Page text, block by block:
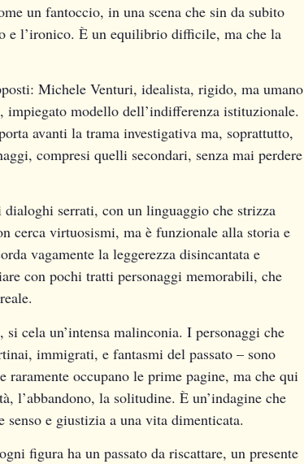
un fantoccio, in una scena che sin da subito
e l’ironico. È un equilibrio difficile, ma che la
Michele Venturi, idealista, rigido, ma umano
modello dell’indifferenza istituzionale.
avanti la trama investigativa ma, soprattutto,
compresi quelli secondari, senza mai perdere
serrati, con un linguaggio che strizza
cerca virtuosismi, ma è funzionale alla storia e
vagamente la leggerezza disincantata e
con pochi tratti personaggi memorabili, che
cela un’intensa malinconia. I personaggi che
immigrati, e fantasmi del passato – sono
occupano le prime pagine, ma che qui
l’abbandono, la solitudine. È un’indagine che
e giustizia a una vita dimenticata.
figura ha un passato da riscattare, un presente